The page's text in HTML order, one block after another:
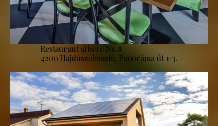
Restaurant și bere No.8
4200 Hajdúszoboszló, Panoráma út 1-3.